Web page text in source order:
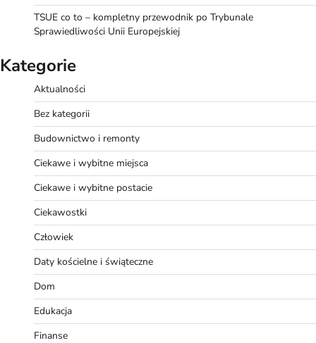
TSUE co to – kompletny przewodnik po Trybunale
Sprawiedliwości Unii Europejskiej
Kategorie
Aktualności
Bez kategorii
Budownictwo i remonty
Ciekawe i wybitne miejsca
Ciekawe i wybitne postacie
Ciekawostki
Człowiek
Daty kościelne i świąteczne
Dom
Edukacja
Finanse